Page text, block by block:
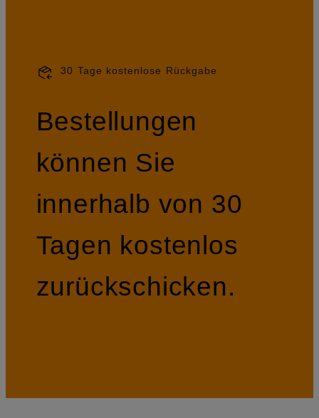
30 Tage kostenlose Rückgabe
Bestellungen
können Sie
innerhalb von 30
Tagen kostenlos
zurückschicken.